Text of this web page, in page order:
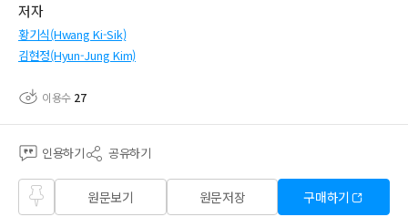
저자
황기식(Hwang Ki-Sik)
김현정(Hyun-Jung Kim)
이용수 27
인용하기 공유하기
즐겨
원문보기 원문저장 구매하기